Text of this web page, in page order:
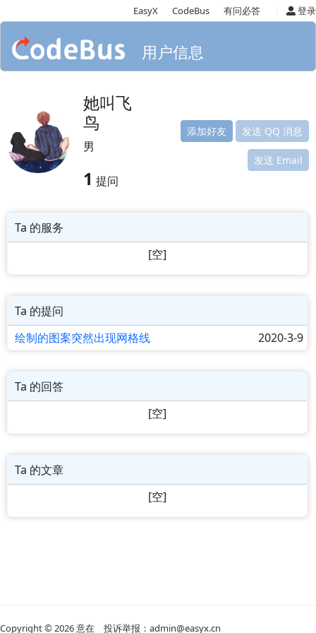
EasyX CodeBus 有问必答 登录
用户信息
她叫飞
鸟
男
1 提问
添加好友 发送 QQ 消息
发送 Email
Ta 的服务
[空]
Ta 的提问
绘制的图案突然出现网格线
2020-3-9
Ta 的回答
[空]
Ta 的文章
[空]
Copyright © 2026意在 投诉举报：admin@easyx.cn